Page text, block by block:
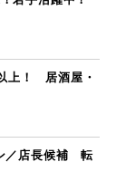
上！ 居酒屋・
／店長候補 転